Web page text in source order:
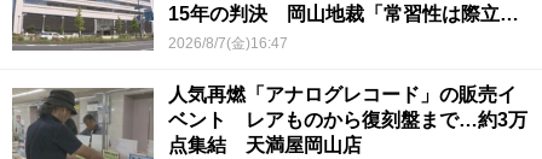
15年の判決 岡山地裁「常習性は際立っ
ていて被害結果も非常に重い」
2026/8/7(金)16:47
人気再燃「アナログレコード」の販売イ
ベント レアものから復刻盤まで…約3万
点集結 天満屋岡山店